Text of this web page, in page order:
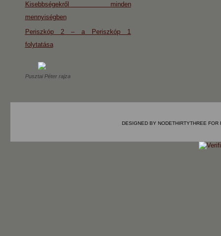
Kisebbségekről minden
mennyiségben
Periszkóp 2 – a Periszkóp 1
folytatása
Pusztai Péter rajza
DESIGNED BY NODETHIRTYTHREE FOR